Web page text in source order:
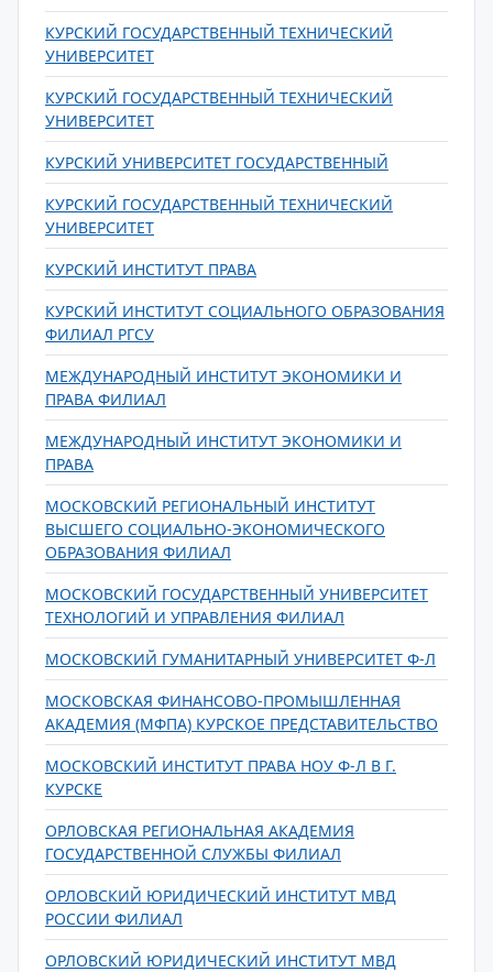
КУРСКИЙ ГОСУДАРСТВЕННЫЙ ТЕХНИЧЕСКИЙ
УНИВЕРСИТЕТ
КУРСКИЙ ГОСУДАРСТВЕННЫЙ ТЕХНИЧЕСКИЙ
УНИВЕРСИТЕТ
КУРСКИЙ УНИВЕРСИТЕТ ГОСУДАРСТВЕННЫЙ
КУРСКИЙ ГОСУДАРСТВЕННЫЙ ТЕХНИЧЕСКИЙ
УНИВЕРСИТЕТ
КУРСКИЙ ИНСТИТУТ ПРАВА
КУРСКИЙ ИНСТИТУТ СОЦИАЛЬНОГО ОБРАЗОВАНИЯ
ФИЛИАЛ РГСУ
МЕЖДУНАРОДНЫЙ ИНСТИТУТ ЭКОНОМИКИ И
ПРАВА ФИЛИАЛ
МЕЖДУНАРОДНЫЙ ИНСТИТУТ ЭКОНОМИКИ И
ПРАВА
МОСКОВСКИЙ РЕГИОНАЛЬНЫЙ ИНСТИТУТ
ВЫСШЕГО СОЦИАЛЬНО-ЭКОНОМИЧЕСКОГО
ОБРАЗОВАНИЯ ФИЛИАЛ
МОСКОВСКИЙ ГОСУДАРСТВЕННЫЙ УНИВЕРСИТЕТ
ТЕХНОЛОГИЙ И УПРАВЛЕНИЯ ФИЛИАЛ
МОСКОВСКИЙ ГУМАНИТАРНЫЙ УНИВЕРСИТЕТ Ф-Л
МОСКОВСКАЯ ФИНАНСОВО-ПРОМЫШЛЕННАЯ
АКАДЕМИЯ (МФПА) КУРСКОЕ ПРЕДСТАВИТЕЛЬСТВО
МОСКОВСКИЙ ИНСТИТУТ ПРАВА НОУ Ф-Л В Г.
КУРСКЕ
ОРЛОВСКАЯ РЕГИОНАЛЬНАЯ АКАДЕМИЯ
ГОСУДАРСТВЕННОЙ СЛУЖБЫ ФИЛИАЛ
ОРЛОВСКИЙ ЮРИДИЧЕСКИЙ ИНСТИТУТ МВД
РОССИИ ФИЛИАЛ
ОРЛОВСКИЙ ЮРИДИЧЕСКИЙ ИНСТИТУТ МВД